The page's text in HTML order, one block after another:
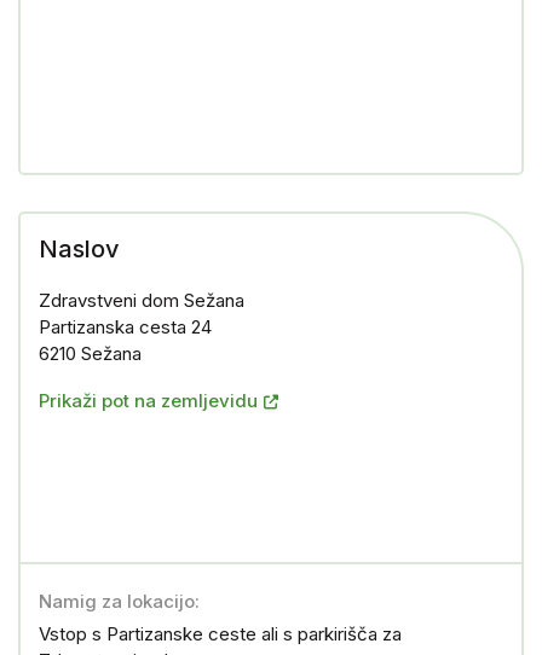
Naslov
Zdravstveni dom Sežana
Partizanska cesta 24
6210 Sežana
Prikaži pot na zemljevidu
Namig za lokacijo:
Vstop s Partizanske ceste ali s parkirišča za